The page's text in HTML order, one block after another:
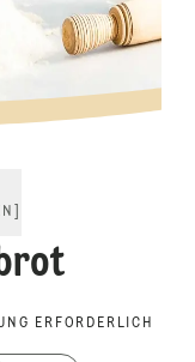
0.0. Click to rate.
ERFORDERLICH